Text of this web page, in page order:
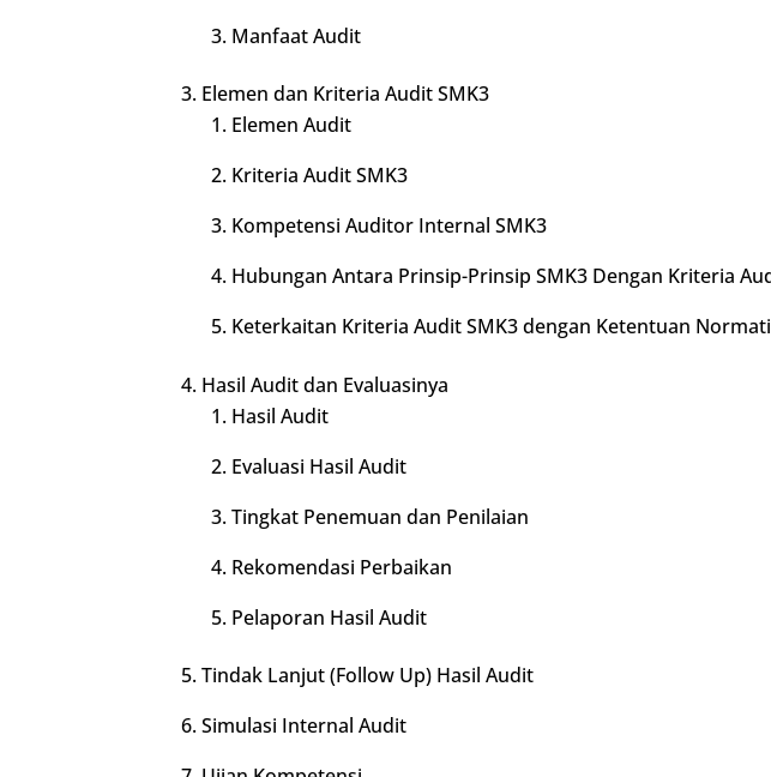
Manfaat Audit
Elemen dan Kriteria Audit SMK3
Elemen Audit
Kriteria Audit SMK3
Kompetensi Auditor Internal SMK3
Hubungan Antara Prinsip-Prinsip SMK3 Dengan Kriteria
Keterkaitan Kriteria Audit SMK3 dengan Ketentuan
Hasil Audit dan Evaluasinya
Hasil Audit
Evaluasi Hasil Audit
Tingkat Penemuan dan Penilaian
Rekomendasi Perbaikan
Pelaporan Hasil Audit
Tindak Lanjut (Follow Up) Hasil Audit
Simulasi Internal Audit